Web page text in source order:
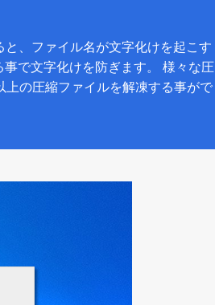
、ファイル名が文字化けを起こす
で文字化けを防ぎます。 様々な圧
上の圧縮ファイルを解凍する事がで